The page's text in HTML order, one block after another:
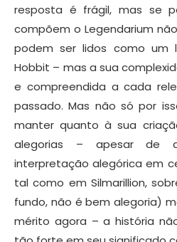
resposta é frágil, mas se
compõem o Legendarium
podem ser lidos como um
Hobbit – mas a sua
e compreendida a cada
passado. Mas não só por
manter quanto à sua
alegorias – apesar de
interpretação alegórica em
tal como em Silmarillion,
fundo, não é bem alegoria)
mérito agora – a história